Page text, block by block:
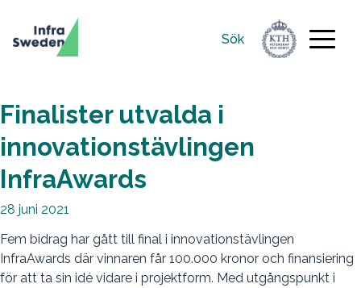
Sök
Sök
efter:
Finalister utvalda i
innovationstävlingen
InfraAwards
28 juni 2021
Fem bidrag har gått till final i innovationstävlingen
InfraAwards där vinnaren får 100.000 kronor och finansiering
för att ta sin idé vidare i projektform. Med utgångspunkt i